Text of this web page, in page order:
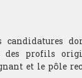
profils
et le pôle